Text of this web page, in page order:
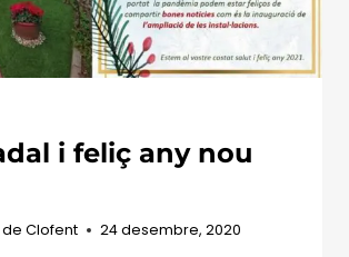
i feliç any nou
Clofent 24 desembre, 2020